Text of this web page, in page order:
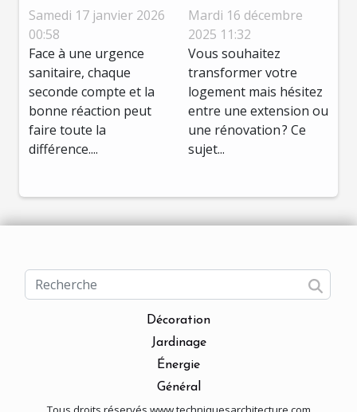
réagir face à
une urgence
sanitaire ?
Samedi 17 janvier 2026
00:58
Face à une urgence
sanitaire, chaque
seconde compte et la
bonne réaction peut
faire toute la
différence....
et extension
pour optimiser
votre espace ?
Mardi 16 décembre
2025 11:32
Vous souhaitez
transformer votre
logement mais hésitez
entre une extension ou
une rénovation ? Ce
sujet...
Décoration
Jardinage
Énergie
Général